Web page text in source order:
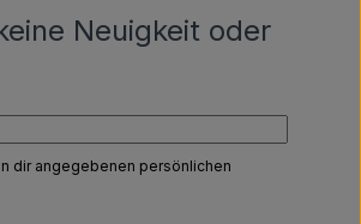
Neuigkeit oder
dir angegebenen persönlichen